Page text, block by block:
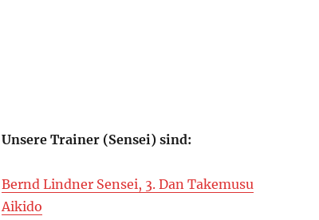
Unsere Trainer (Sensei) sind:
Bernd Lindner Sensei, 3. Dan Takemusu
Aikido